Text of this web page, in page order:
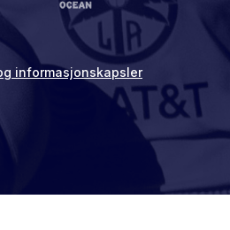
informasjonskapsler